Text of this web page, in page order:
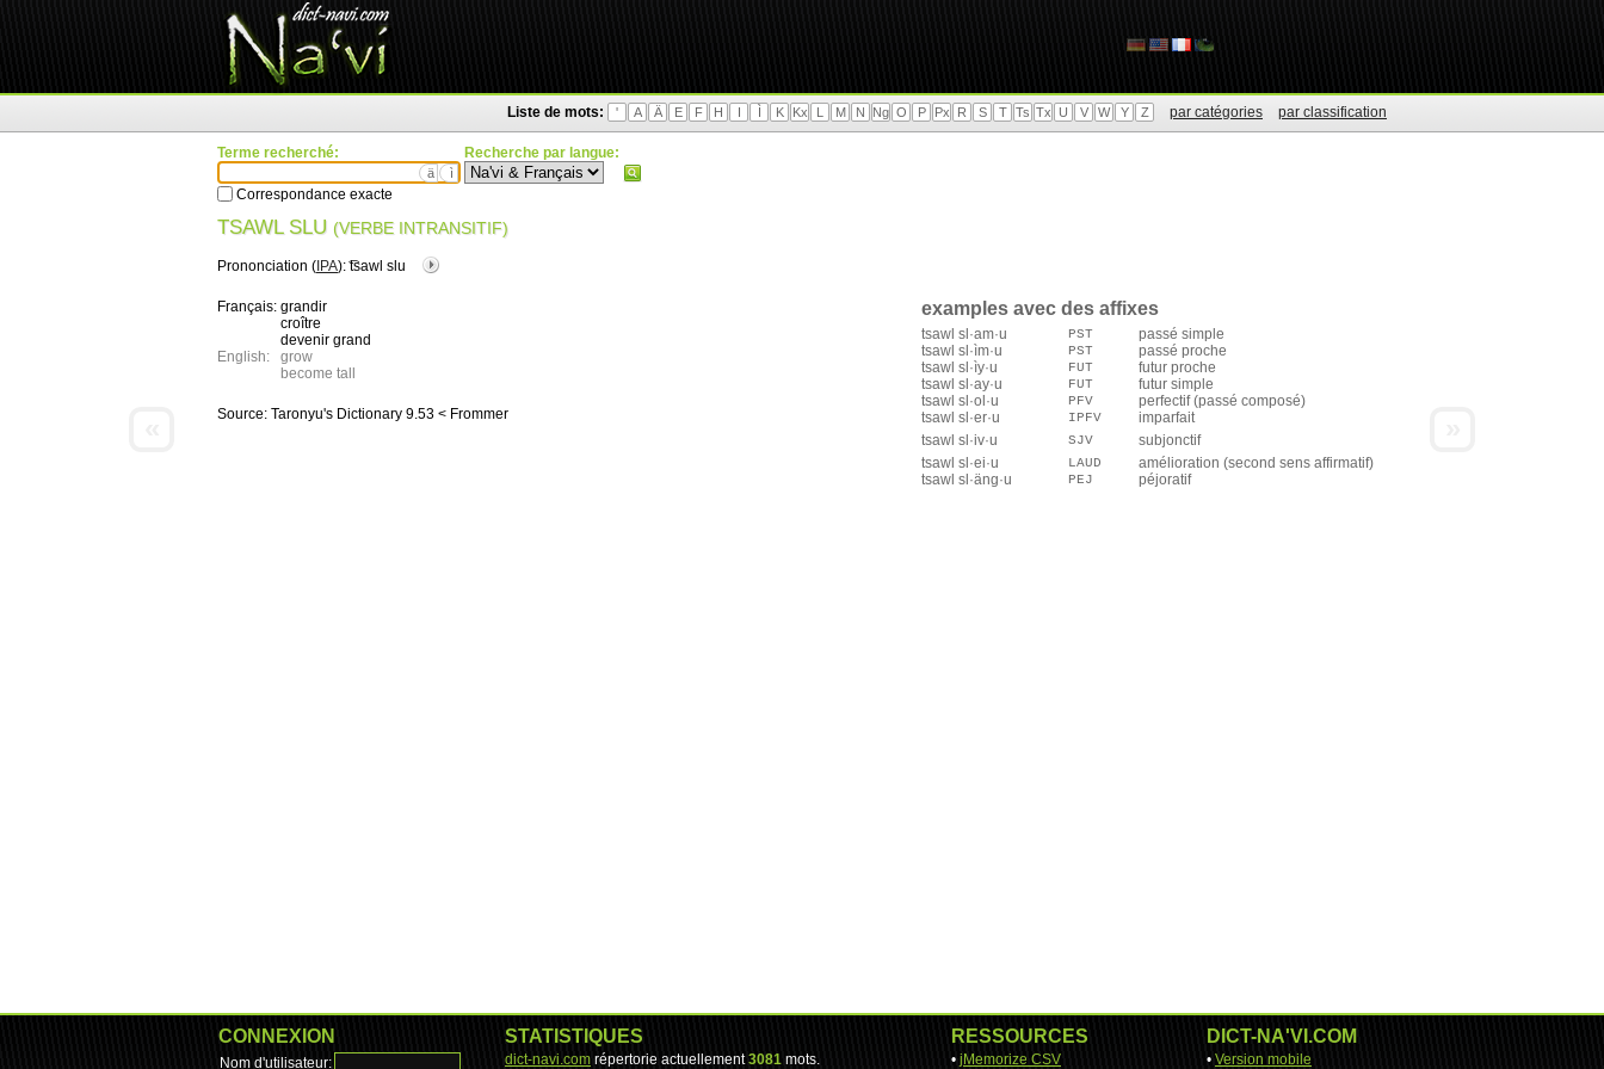
Liste de mots: ' A Ä E F H I Ì K Kx L M N Ng O P Px R S T Ts Tx U V W Y Z par catégories par classification
Terme recherché:
ä ì
Correspondance exacte
Recherche par langue:
TSAWL SLU (VERBE INTRANSITIF)
Prononciation ( IPA):͡tsawl slu
Français: grandir
croître
devenir grand
English:
grow
become tall
Source: Taronyu's Dictionary 9.53 < Frommer
examples avec des affixes
tsawl sl·am·u PST
passé simple
tsawl sl·ìm·u
PST
passé proche
tsawl sl·ìy·u
FUT
futur proche
tsawl sl·ay·u
FUT
futur simple
tsawl sl·ol·u
PFV
perfectif (passé composé)
tsawl sl·er·u
IPFV
imparfait
tsawl sl·iv·u
SJV
subjonctif
tsawl sl·ei·u
LAUD
amélioration (second sens affirmatif)
tsawl sl·äng·u
PEJ péjoratif
CONNEXION
Nom d'utilisateur:
STATISTIQUES
dict-navi.com répertorie actuellement3081 mots.
RESSOURCES
• jMemorize CSV
DICT-NA'VI.COM
• Version mobile